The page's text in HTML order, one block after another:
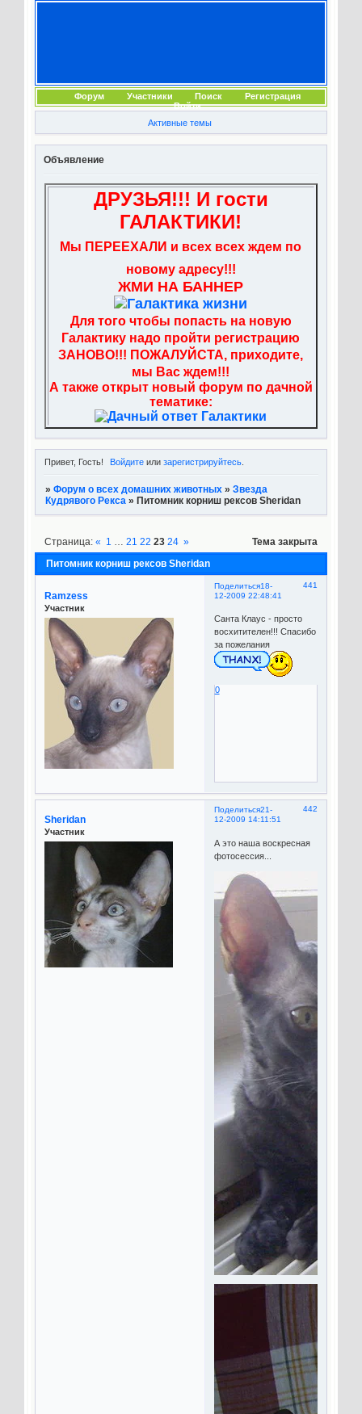
Форум Участники Поиск
Регистрация
Войти
Активные темы
Объявление
ДРУЗЬЯ!!! И гости
ГАЛАКТИКИ!
Мы ПЕРЕЕХАЛИ и всех всех ждем по
новому адресу!!!
ЖМИ НА БАННЕР
Для того чтобы попасть на новую
Галактику надо пройти регистрацию
ЗАНОВО!!! ПОЖАЛУЙСТА, приходите,
мы Вас ждем!!!
А также открыт новый форум по дачной
тематике:
Привет, Гость! Войдите илизарегистрируйтесь
» Форум о всех домашних животных » Звезда
Кудрявого Рекса » Питомник корниш рексов Sheridan
Питомник корниш рексов Sheridan
Страница: « 1 … 21 22 23 24 » Тема закрыта
Поделиться 441
18-
12-2009 22:48:41
Ramzess
Участник
Санта Клаус - просто
восхитителен!!! Спасибо
за пожелания
0
Поделиться 442
21-
12-2009 14:11:51
Sheridan
Участник
А это наша воскресная
фотосессия...